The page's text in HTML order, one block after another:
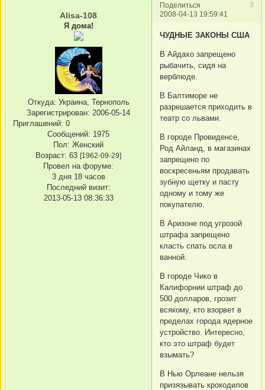
Поделиться
3
2008-04-13 19:59:41
Alisa-108
Я дома!
Откуда: Украина, Тернополь
Зарегистрирован: 2006-05-14
Приглашений: 0
Сообщений: 1975
Пол: Женский
Возраст: 63 [1962-09-29]
Провел на форуме:
3 дня 18 часов
Последний визит:
2013-05-13 08:36:33
ЧУДНЫЕ ЗАКОНЫ США
В Айдахо запрещено
рыбачить, сидя на
верблюде.
В Балтиморе не
разрешается приходить в
театр со львами.
В городе Провиденсе,
Род Айланд, в магазинах
запрещено по
воскресеньям продавать
зубную щетку и пасту
одному и тому же
покупателю.
В Аризоне под угрозой
штрафа запрещено
класть спать осла в
ванной.
В городе Чико в
Калифорнии штраф до
500 долларов, грозит
всякому, кто взорвет в
пределах города ядерное
устройство. Интересно,
кто это штраф будет
взымать?
В Нью Орлеане нельзя
призязывать крокодилов